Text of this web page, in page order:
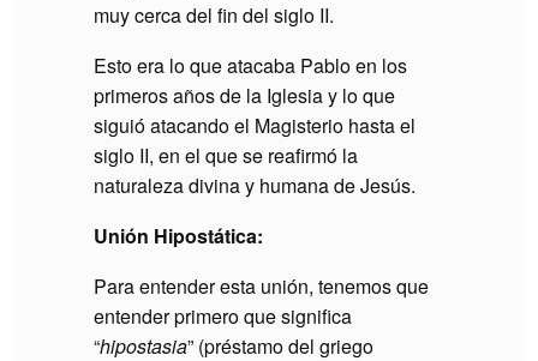
muy cerca del fin del siglo II.
Esto era lo que atacaba Pablo en los
primeros años de la Iglesia y lo que
siguió atacando el Magisterio hasta el
siglo II, en el que se reafirmó la
naturaleza divina y humana de Jesús.
Unión Hipostática:
Para entender esta unión, tenemos que
entender primero que significa
“hipostasia” (préstamo del griego